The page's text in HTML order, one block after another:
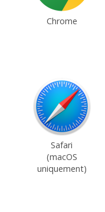
Chrome
Safari
(macOS
uniquement)